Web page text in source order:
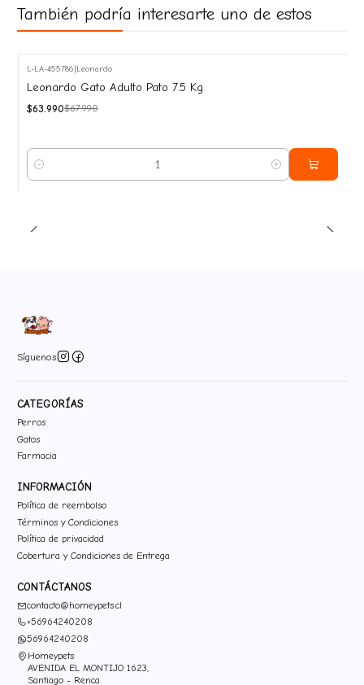
También podría interesarte uno de estos
-6%
OFF
L-LA-455786 Leonardo
Leonardo Gato Adulto Pato 7.5 Kg
$63.990$67.990
Cantidad
Síguenos
CATEGORÍAS
Perros
Gatos
Farmacia
INFORMACIÓN
Política de reembolso
Términos y Condiciones
Política de privacidad
Cobertura y Condiciones de Entrega
CONTÁCTANOS
contacto@homeypets.cl
+56964240208
56964240208
Homeypets
AVENIDA EL MONTIJO 1623,
Santiago - Renca